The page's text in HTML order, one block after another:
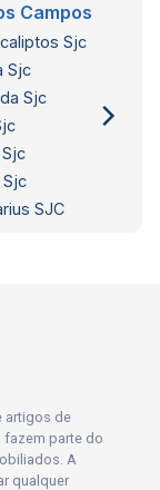
Campos
Sjc
Sjc
Sjc
SJC
artigos de
fazem parte do
A
qualquer